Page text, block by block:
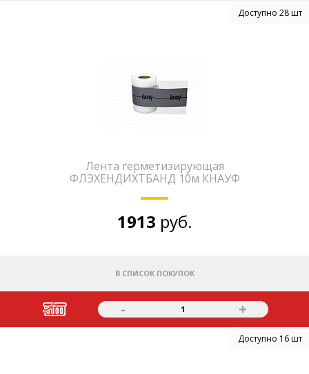
Доступно 28 шт
Лента герметизирующая
ФЛЭХЕНДИХТБАНД 10м КНАУФ
1913 руб.
В СПИСОК ПОКУПОК
- 1 +
Доступно 16 шт